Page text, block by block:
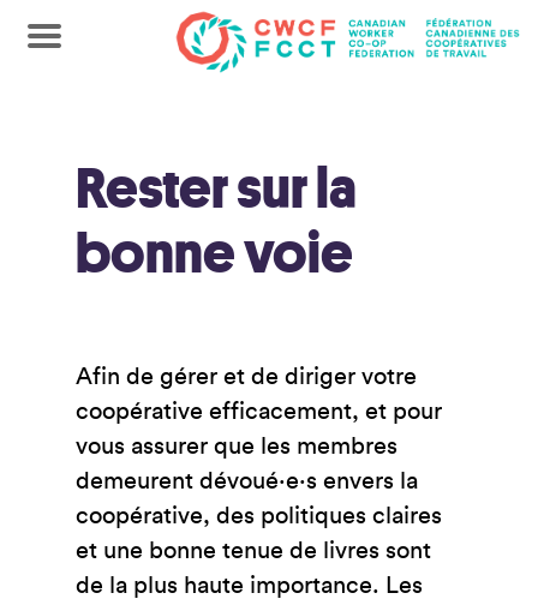
Rester sur la
bonne voie
Afin de gérer et de diriger votre
coopérative efficacement, et pour
vous assurer que les membres
demeurent dévoué·e·s envers la
coopérative, des politiques claires
et une bonne tenue de livres sont
de la plus haute importance. Les